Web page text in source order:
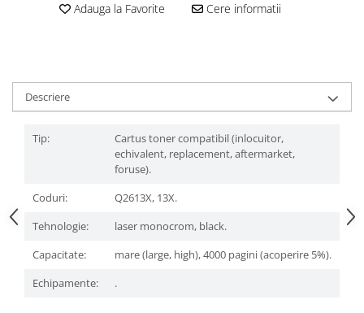
Adauga la Favorite Cere informatii
Descriere
Tip:
Cartus toner compatibil (inlocuitor,
echivalent, replacement, aftermarket,
foruse).
Coduri:
Q2613X, 13X.
Tehnologie:
laser monocrom, black.
Capacitate:
mare (large, high), 4000 pagini (acoperire 5%).
Echipamente:
.